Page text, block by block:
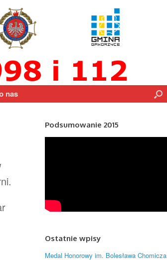
nas
Podsumowanie 2015
Ostatnie wpisy
Medal Honorowy im. Bolesława Chomicza